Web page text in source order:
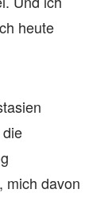
heute
mich davon